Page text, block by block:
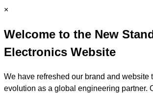
Skip
content
C
o
e
×
Welcome to the New
Electronics Website
We have refreshed our brand and website
evolution as a global engineering partner.